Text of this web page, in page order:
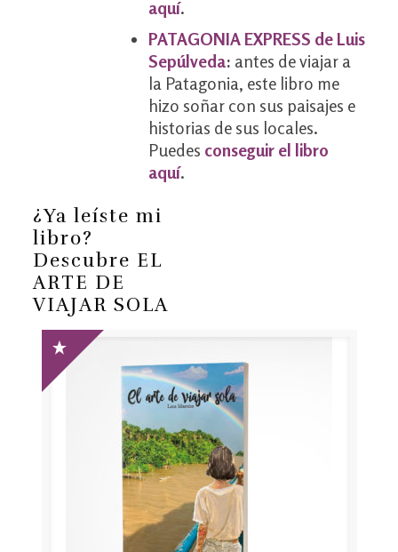
aquí.
PATAGONIA EXPRESS de Luis
Sepúlveda: antes de viajar a
la Patagonia, este libro me
hizo soñar con sus paisajes e
historias de sus locales.
Puedes conseguir el libro
aquí.
¿Ya leíste mi
libro?
Descubre EL
ARTE DE
VIAJAR SOLA